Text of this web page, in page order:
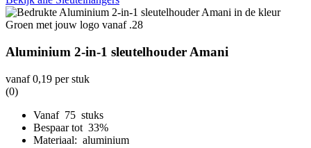
Aluminium 2-in-1 sleutelhouder Amani
vanaf0,19 per stuk
(0)
Vanaf 75 stuks
Bespaar tot 33%
Materiaal: aluminium